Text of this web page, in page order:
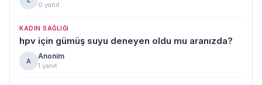
0 yanıt
KADIN SAĞLIĞI
hpv için gümüş suyu deneyen oldu mu aranızda?
A
Anonim
1 yanıt